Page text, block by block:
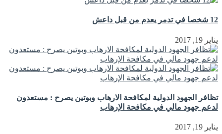
12 شخصا في تدمر يعدم من قبل داعش
يناير 19, 2017
تظافر الجهود الدولية لمكافحة الارهاب وبوتين يصرح : مستعدون
لدعم جهود مالي في مكافحة الإرهاب
يناير 19, 2017